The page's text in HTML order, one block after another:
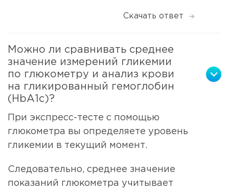
Скачать ответ
Можно ли сравнивать среднее
значение измерений гликемии
по глюкометру и анализ крови
на гликированный гемоглобин
(HbA1c)?
При экспресс-тесте с помощью
глюкометра вы определяете уровень
гликемии в текущий момент.
Следовательно, среднее значение
показаний глюкометра учитывает